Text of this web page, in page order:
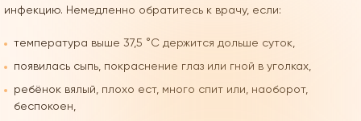
инфекцию. Немедленно обратитесь к врачу, если:
температура выше 37,5 °C держится дольше суток,
появилась сыпь, покраснение глаз или гной в уголках,
ребёнок вялый, плохо ест, много спит или, наоборот,
беспокоен,